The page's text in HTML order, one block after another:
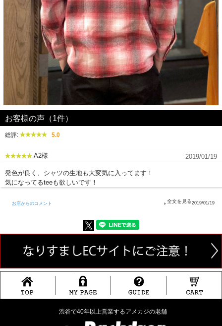
お客様の声（1件）
総評: 5.0
A2様 2019/01/19
発色が良く、シャツの生地も大変気に入ってます！
気になってるteeも欲しいです！
お店からのコメント 2019/01/19
渋谷で40年以上営業するアメカジの老舗